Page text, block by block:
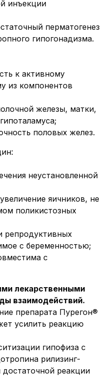
инъекции
перматогенез
гипогонадизма.
к активному
из компонентов
железы, матки,
половых желез.
неустановленной
яичников, не
поликистозных
репродуктивных
с беременностью;
с
лекарственными
взаимодействий.
препарата Пурегон®
усилить реакцию
гипофиза с
рилизинг-
реакции